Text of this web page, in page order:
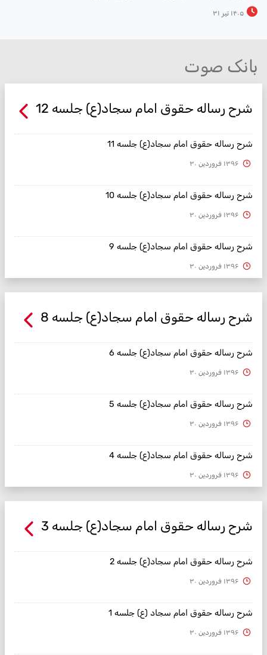
۱۴۰۵ تیر ۳۱
بانک صوت
شرح رساله حقوق امام سجاد(ع) جلسه 12
شرح رساله حقوق امام سجاد(ع) جلسه 11
۱۳۹۶ فروردین ۳۰
شرح رساله حقوق امام سجاد(ع) جلسه 10
۱۳۹۶ فروردین ۳۰
شرح رساله حقوق امام سجاد(ع) جلسه 9
۱۳۹۶ فروردین ۳۰
شرح رساله حقوق امام سجاد(ع) جلسه 8
شرح رساله حقوق امام سجاد(ع) جلسه 6
۱۳۹۶ فروردین ۳۰
شرح رساله حقوق امام سجاد(ع) جلسه 5
۱۳۹۶ فروردین ۳۰
شرح رساله حقوق امام سجاد(ع) جلسه 4
۱۳۹۶ فروردین ۳۰
شرح رساله حقوق امام سجاد(ع) جلسه 3
شرح رساله حقوق امام سجاد(ع) جلسه 2
۱۳۹۶ فروردین ۳۰
شرح رساله حقوق امام سجاد (ع) جلسه 1
۱۳۹۶ فروردین ۳۰